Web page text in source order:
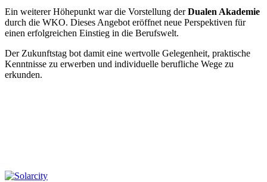
Ein weiterer Höhepunkt war die Vorstellung derDualen Akademie
durch die WKO. Dieses Angebot eröffnet neue Perspektiven für
einen erfolgreichen Einstieg in die Berufswelt.
Der Zukunftstag bot damit eine wertvolle Gelegenheit, praktische
Kenntnisse zu erwerben und individuelle berufliche Wege zu
erkunden.